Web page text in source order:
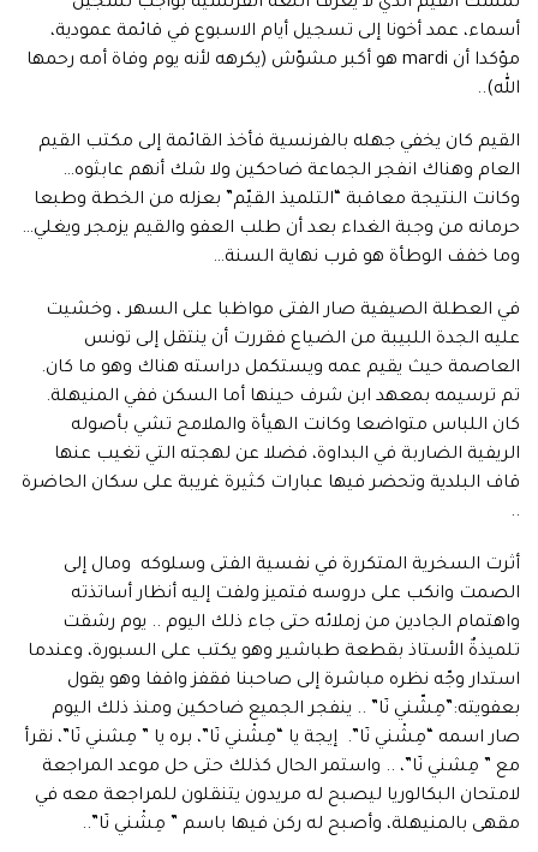
أسماء، عمد أخونا إلى تسجيل أيام الاسبوع في قائمة عمودية،
مؤكدا أن mardi هو أكبر مشوّش (يكرهه لأنه يوم وفاة أمه رحمها
الله)..
القيم كان يخفي جهله بالفرنسية فأخذ القائمة إلى مكتب القيم
العام وهناك انفجر الجماعة ضاحكين ولا شك أنهم عابثوه…
وكانت النتيجة معاقبة “التلميذ القيّم” بعزله من الخطة وطبعا
حرمانه من وجبة الغداء بعد أن طلب العفو والقيم يزمجر ويغلي…
وما خفف الوطأة هو قرب نهاية السنة…
في العطلة الصيفية صار الفتى مواظبا على السهر ، وخشيت
عليه الجدة اللبيبة من الضياع فقررت أن ينتقل إلى تونس
العاصمة حيث يقيم عمه ويستكمل دراسته هناك وهو ما كان.
تم ترسيمه بمعهد ابن شرف حينها أما السكن ففي المنيهلة.
كان اللباس متواضعا وكانت الهيأة والملامح تشي بأصوله
الريفية الضاربة في البداوة، فضلا عن لهجته التي تغيب عنها
قاف البلدية وتحضر فيها عبارات كثيرة غريبة على سكان الحاضرة
..
أثرت السخرية المتكررة في نفسية الفتى وسلوكه ومال إلى
الصمت وانكب على دروسه فتميز ولفت إليه أنظار أساتذته
واهتمام الجادين من زملائه حتى جاء ذلك اليوم .. يوم رشقت
تلميذةٌ الأستاذ بقطعة طباشير وهو يكتب على السبورة، وعندما
استدار وجّه نظره مباشرة إلى صاحبنا فقفز واقفا وهو يقول
بعفويته:”مِشّني نٓا” .. ينفجر الجميع ضاحكين ومنذ ذلك اليوم
صار اسمه “مِشْني نٓا”. إيجة يا “مِشْني نٓا”، بره يا ” مِشني نٓا”، نقرأ
مع ” مِشني نٓا”، .. واستمر الحال كذلك حتى حل موعد المراجعة
لامتحان البكالوريا ليصبح له مريدون يتنقلون للمراجعة معه في
مقهى بالمنيهلة، وأصبح له ركن فيها باسم ” مِشْني نٓا”..